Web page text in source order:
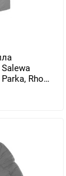
Rhodo